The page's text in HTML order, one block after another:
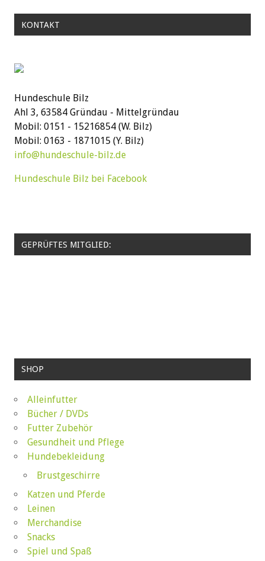
KONTAKT
Hundeschule Bilz
Ahl 3, 63584 Gründau - Mittelgründau
Mobil: 0151 - 15216854 (W. Bilz)
Mobil: 0163 - 1871015 (Y. Bilz)
info@hundeschule-bilz.de
Hundeschule Bilz bei Facebook
GEPRÜFTES MITGLIED:
SHOP
Alleinfutter
Bücher / DVDs
Futter Zubehör
Gesundheit und Pflege
Hundebekleidung
Brustgeschirre
Katzen und Pferde
Leinen
Merchandise
Snacks
Spiel und Spaß